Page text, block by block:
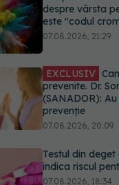
EXCLUSIV
prevenite. Dr.
(SANADOR): Au
Testul din deget
indica riscul
07.08.2026, 18:34
Dieta care
colesterolul.